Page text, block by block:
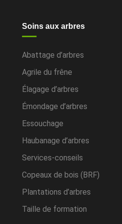
Soins aux arbres
Abattage d’arbres
Agrile du frêne
Élagage d’arbres
Émondage d’arbres
Essouchage
Haubanage d’arbres
Services-conseils
Copeaux de bois (BRF)
Plantations d’arbres
Taille de formation